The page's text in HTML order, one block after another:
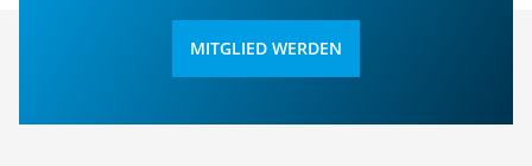
MITGLIED WERDEN